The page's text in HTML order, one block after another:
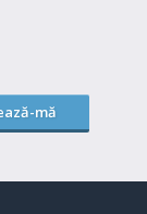
mă